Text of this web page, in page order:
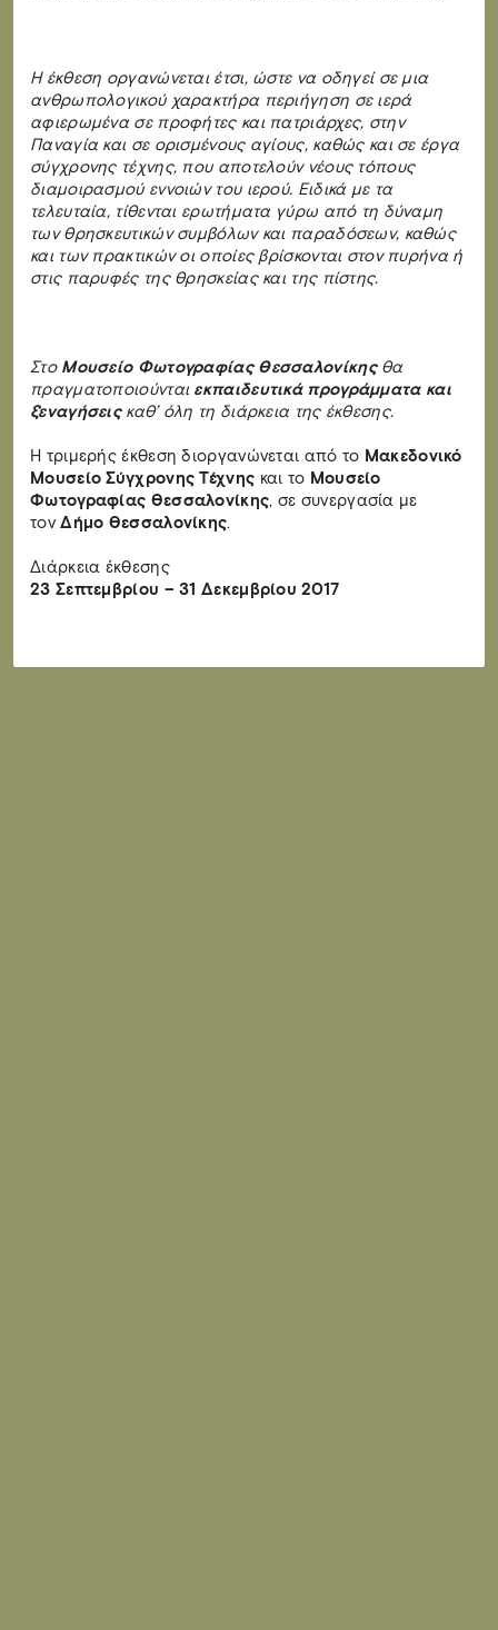
Η έκθεση οργανώνεται έτσι, ώστε να οδηγεί σε μια
ανθρωπολογικού χαρακτήρα περιήγηση σε ιερά
αφιερωμένα σε προφήτες και πατριάρχες, στην
Παναγία και σε ορισμένους αγίους, καθώς και σε έργα
σύγχρονης τέχνης, που αποτελούν νέους τόπους
διαμοιρασμού εννοιών του ιερού. Ειδικά με τα
τελευταία, τίθενται ερωτήματα γύρω από τη δύναμη
των θρησκευτικών συμβόλων και παραδόσεων, καθώς
και των πρακτικών οι οποίες βρίσκονται στον πυρήνα ή
στις παρυφές της θρησκείας και της πίστης.
Στο Μουσείο Φωτογραφίας Θεσσαλονίκηςθα
πραγματοποιούνται εκπαιδευτικά προγράμματα και
ξεναγήσεις καθ’ όλη τη διάρκεια της έκθεσης.
Η τριμερής έκθεση διοργανώνεται από το Μακεδονικό
Μουσείο Σύγχρονης Τέχνης και το Μουσείο
Φωτογραφίας Θεσσαλονίκης, σε συνεργασία με
τονΔήμο Θεσσαλονίκης.
Διάρκεια έκθεσης
23 Σεπτεμβρίου – 31 Δεκεμβρίου 2017